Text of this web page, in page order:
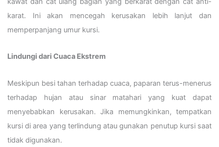
karat. Ini akan mencegah kerusakan lebih lanjut dan
memperpanjang umur kursi.
Lindungi dari Cuaca Ekstrem
Meskipun besi tahan terhadap cuaca, paparan terus-menerus
terhadap hujan atau sinar matahari yang kuat dapat
menyebabkan kerusakan. Jika memungkinkan, tempatkan
kursi di area yang terlindung atau gunakan penutup kursi saat
tidak digunakan.